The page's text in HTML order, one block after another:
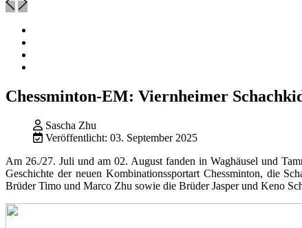
Chessminton-EM: Viernheimer
Sascha Zhu
Veröffentlicht: 03. September 2025
Am 26./27. Juli und am 02. August fanden in Waghäusel und
Geschichte der neuen Kombinationssportart Chessminton, die
Brüder Timo und Marco Zhu sowie die Brüder Jasper und Keno